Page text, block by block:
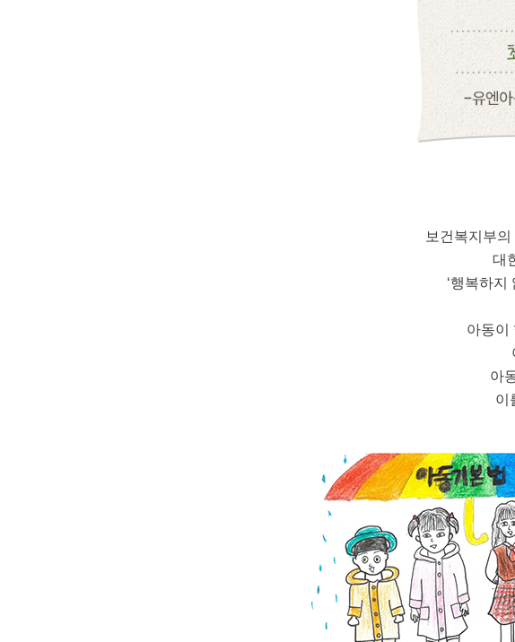
보건복지부
대
‘행복하지
아동이
아
이